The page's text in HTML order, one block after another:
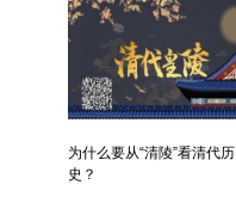
为什么要从“清陵”看清代历
史？